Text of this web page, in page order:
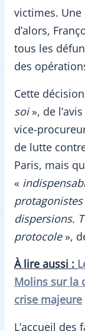
victimes.
d’alors,
tous les
des
Cette
soi», de
vice-
de lutte
Paris, mais
«
dispersions.
protocole»,
À lire aussi :
Molins sur la
crise majeure
L’accueil